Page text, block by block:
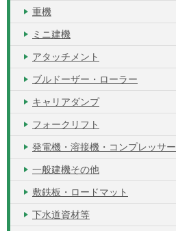
重機
ミニ建機
アタッチメント
ブルドーザー・ローラー
キャリアダンプ
フォークリフト
発電機・溶接機・コンプレッサー
一般建機その他
敷鉄板・ロードマット
下水道資材等